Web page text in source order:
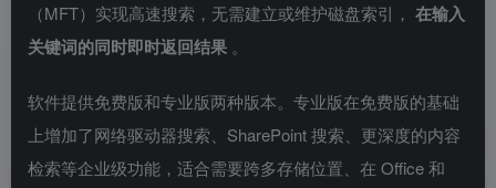
（MFT）实现高速搜索，无需建立或维护磁盘索引， 在输入
关键词的同时即时返回结果 。
软件提供免费版和专业版两种版本。专业版在免费版的基础
上增加了网络驱动器搜索、SharePoint 搜索、更深度的内容
检索等企业级功能，适合需要跨多存储位置、在 Office 和